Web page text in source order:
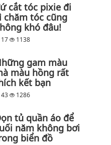
cắt tóc pixie đi
chăm tóc cũng
khó đâu!
17 1138
gam màu
màu hồng rất
kết bạn
43 1286
tủ quần áo để
năm không bơi
biển đồ